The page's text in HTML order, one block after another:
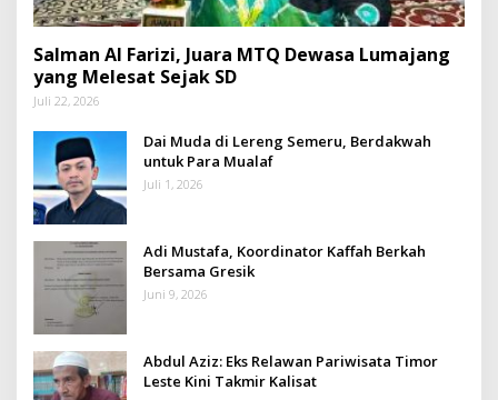
Salman Al Farizi, Juara MTQ Dewasa Lumajang
yang Melesat Sejak SD
Juli 22, 2026
Dai Muda di Lereng Semeru, Berdakwah
untuk Para Mualaf
Juli 1, 2026
Adi Mustafa, Koordinator Kaffah Berkah
Bersama Gresik
Juni 9, 2026
Abdul Aziz: Eks Relawan Pariwisata Timor
Leste Kini Takmir Kalisat